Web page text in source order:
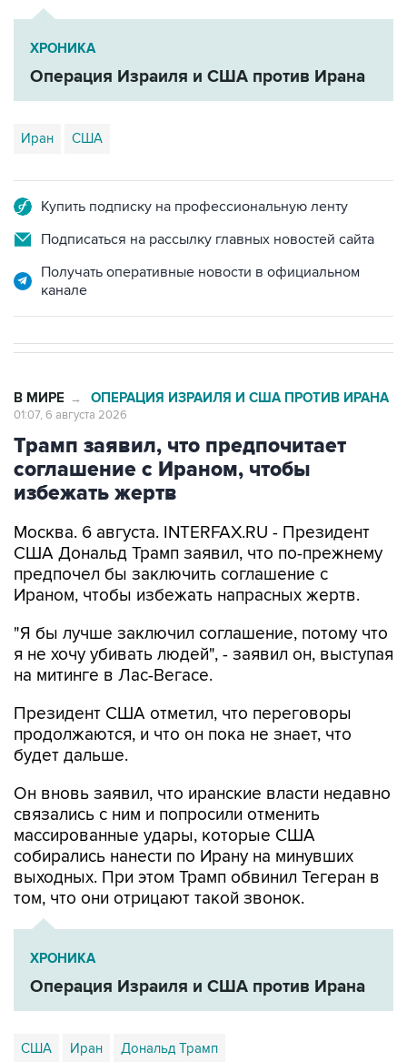
ХРОНИКА
Операция Израиля и США против Ирана
Иран США
Купить подписку на профессиональную ленту
Подписаться на рассылку главных новостей сайта
Получать оперативные новости в официальном
канале
В МИРЕ → ОПЕРАЦИЯ ИЗРАИЛЯ И США ПРОТИВ ИРАНА
01:07, 6 августа 2026
Трамп заявил, что предпочитает
соглашение с Ираном, чтобы
избежать жертв
Москва. 6 августа. INTERFAX.RU - Президент
США Дональд Трамп заявил, что по-прежнему
предпочел бы заключить соглашение с
Ираном, чтобы избежать напрасных жертв.
"Я бы лучше заключил соглашение, потому что
я не хочу убивать людей", - заявил он, выступая
на митинге в Лас-Вегасе.
Президент США отметил, что переговоры
продолжаются, и что он пока не знает, что
будет дальше.
Он вновь заявил, что иранские власти недавно
связались с ним и попросили отменить
массированные удары, которые США
собирались нанести по Ирану на минувших
выходных. При этом Трамп обвинил Тегеран в
том, что они отрицают такой звонок.
ХРОНИКА
Операция Израиля и США против Ирана
США Иран Дональд Трамп